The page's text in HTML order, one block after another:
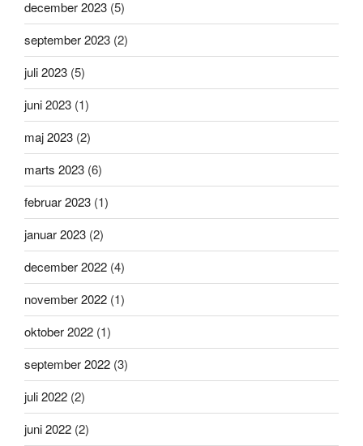
december 2023 (5)
september 2023 (2)
juli 2023 (5)
juni 2023 (1)
maj 2023 (2)
marts 2023 (6)
februar 2023 (1)
januar 2023 (2)
december 2022 (4)
november 2022 (1)
oktober 2022 (1)
september 2022 (3)
juli 2022 (2)
juni 2022 (2)